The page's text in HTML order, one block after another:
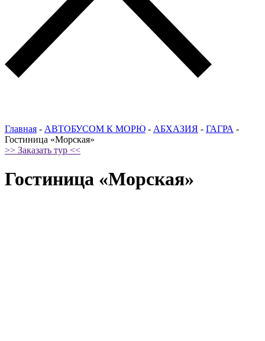
Главная - АВТОБУСОМ К МОРЮ - АБХАЗИЯ - ГАГРА -
Гостиница «Морская»
>> Заказать тур <<
Гостиница «Морская»